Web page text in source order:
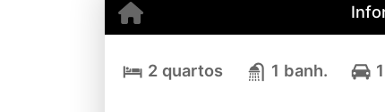
2 quartos 1 banh.